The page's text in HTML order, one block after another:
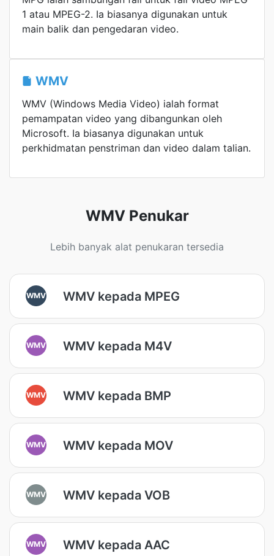
1 atau MPEG-2. Ia biasanya digunakan untuk
main balik dan pengedaran video.
WMV
WMV (Windows Media Video) ialah format
pemampatan video yang dibangunkan oleh
Microsoft. Ia biasanya digunakan untuk
perkhidmatan penstriman dan video dalam talian.
WMV Penukar
Lebih banyak alat penukaran tersedia
WMV WMV kepada MPEG
WMV WMV kepada M4V
WMV WMV kepada BMP
WMV WMV kepada MOV
WMV WMV kepada VOB
WMV WMV kepada AAC